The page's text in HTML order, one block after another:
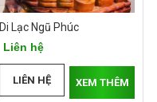
Di Lạc Ngũ Phúc
Liên hệ
LIÊN HỆ XEM THÊM